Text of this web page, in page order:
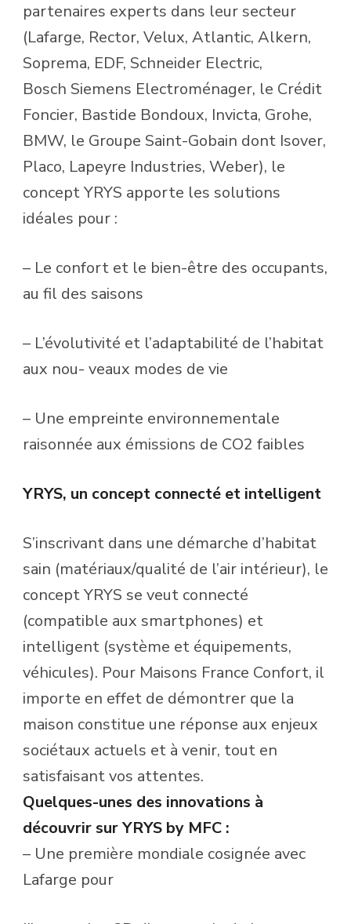
partenaires experts dans leur secteur
(Lafarge, Rector, Velux, Atlantic, Alkern,
Soprema, EDF, Schneider Electric,
Bosch Siemens Electroménager, le Crédit
Foncier, Bastide Bondoux, Invicta, Grohe,
BMW, le Groupe Saint-Gobain dont Isover,
Placo, Lapeyre Industries, Weber), le
concept YRYS apporte les solutions
idéales pour :
– Le confort et le bien-être des occupants,
au fil des saisons
– L’évolutivité et l’adaptabilité de l’habitat
aux nou- veaux modes de vie
– Une empreinte environnementale
raisonnée aux émissions de CO2 faibles
YRYS, un concept connecté et intelligent
S’inscrivant dans une démarche d’habitat
sain (matériaux/qualité de l’air intérieur), le
concept YRYS se veut connecté
(compatible aux smartphones) et
intelligent (système et équipements,
véhicules). Pour Maisons France Confort, il
importe en effet de démontrer que la
maison constitue une réponse aux enjeux
sociétaux actuels et à venir, tout en
satisfaisant vos attentes.
Quelques-unes des innovations à
découvrir sur YRYS by MFC :
– Une première mondiale cosignée avec
Lafarge pour